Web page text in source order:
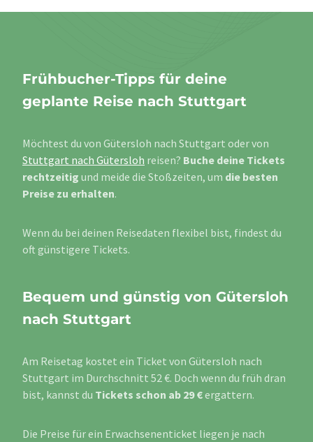
Frühbucher-Tipps für deine
geplante Reise nach Stuttgart
Möchtest du von Gütersloh nach Stuttgart oder von
Stuttgart nach Gütersloh reisen? Buche deine Tickets
rechtzeitig und meide die Stoßzeiten, um die besten
Preise zu erhalten.
Wenn du bei deinen Reisedaten flexibel bist, findest du
oft günstigere Tickets.
Bequem und günstig von Gütersloh
nach Stuttgart
Am Reisetag kostet ein Ticket von Gütersloh nach
Stuttgart im Durchschnitt 52 €. Doch wenn du früh dran
bist, kannst du Tickets schon ab 29 €ergattern.
Die Preise für ein Erwachsenenticket liegen je nach